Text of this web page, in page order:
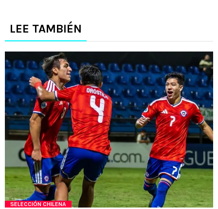
LEE TAMBIÉN
SELECCIÓN CHILENA